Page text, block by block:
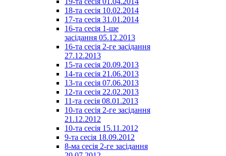
18-та сесія 10.02.2014
17-та сесія 31.01.2014
16-та сесія 1-ше
засідання 05.12.2013
16-та сесія 2-ге засідання
27.12.2013
15-та сесія 20.09.2013
14-та сесія 21.06.2013
13-та сесія 07.06.2013
12-та сесія 22.02.2013
11-та сесія 08.01.2013
10-та сесія 2-ге засідання
21.12.2012
10-та сесія 15.11.2012
9-та сесія 18.09.2012
8-ма сесія 2-ге засідання